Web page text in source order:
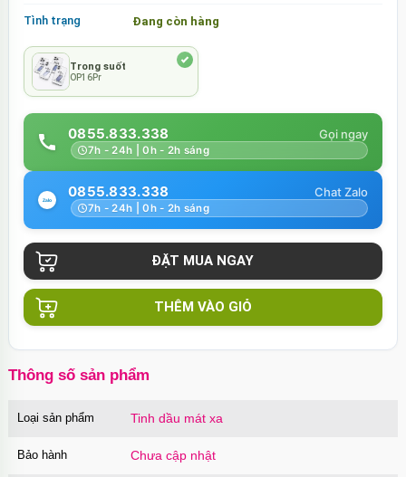
Tình trạng Đang còn hàng
Trong suốt
OP16Pr
0855.833.338
7h - 24h | 0h - 2h sáng
0855.833.338
7h - 24h | 0h - 2h sáng
THÊM VÀO GIỎ
Thông số sản phẩm
Loại sản phẩm Tinh dầu mát xa
Bảo hành Chưa cập nhật